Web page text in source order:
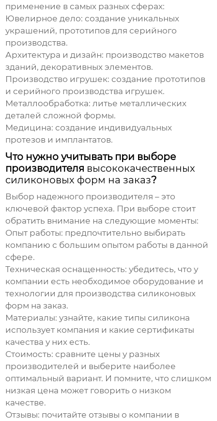
применение в самых разных сферах:
Ювелирное дело: создание уникальных
украшений, прототипов для серийного
производства.
Архитектура и дизайн: производство макетов
зданий, декоративных элементов.
Производство игрушек: создание прототипов
и серийного производства игрушек.
Металлообработка: литье металлических
деталей сложной формы.
Медицина: создание индивидуальных
протезов и имплантатов.
Что нужно учитывать при выборе
производителя высококачественных
силиконовых форм на заказ?
Выбор надежного производителя – это
ключевой фактор успеха. При выборе стоит
обратить внимание на следующие моменты:
Опыт работы: предпочтительно выбирать
компанию с большим опытом работы в данной
сфере.
Техническая оснащенность: убедитесь, что у
компании есть необходимое оборудование и
технологии для производства силиконовых
форм на заказ.
Материалы: узнайте, какие типы силикона
использует компания и какие сертификаты
качества у них есть.
Стоимость: сравните цены у разных
производителей и выберите наиболее
оптимальный вариант. И помните, что слишком
низкая цена может говорить о низком
качестве.
Отзывы: почитайте отзывы о компании в